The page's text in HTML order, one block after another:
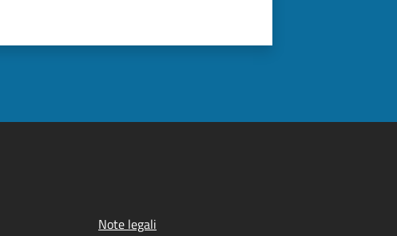
Note legali